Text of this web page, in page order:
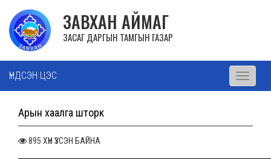
ЗАВХАН АЙМАГ
ЗАСАГ ДАРГЫН ТАМГЫН ГАЗАР
ҮНДСЭН ЦЭС
Toggle
Арын хаалга шторк
895 ХҮН ҮЗСЭН БАЙНА